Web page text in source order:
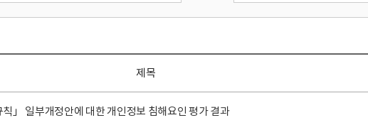
제목
칙」 일부개정안에 대한 개인정보 침해요인 평가 결과